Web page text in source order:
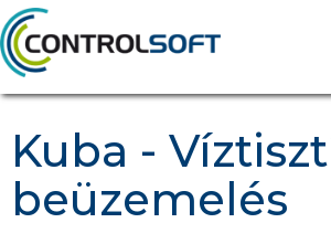
Kuba -
beüzemelés